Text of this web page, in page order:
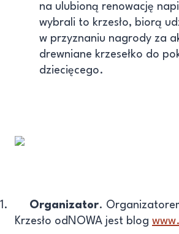
na ulubioną renowację
wybrali to krzesło, biorą
w przyznaniu nagrody za
drewniane krzesełko do
dziecięcego.
1. Organizator.
Krzesło odNOWA jest blog